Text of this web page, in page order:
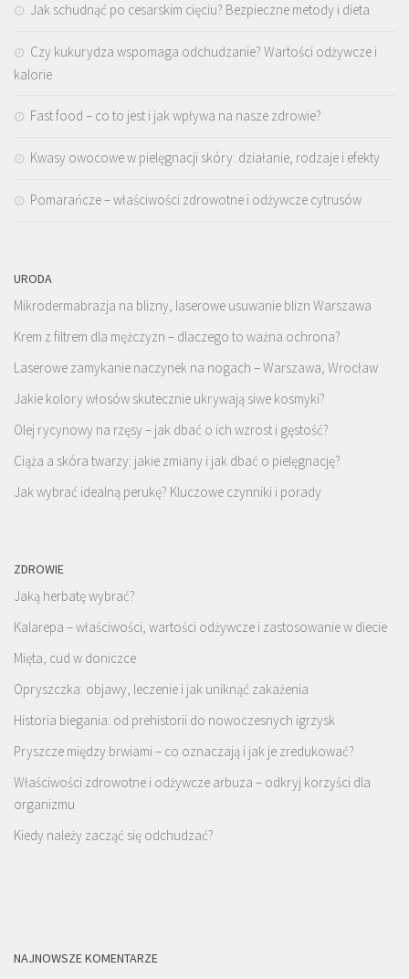
Jak schudnąć po cesarskim cięciu? Bezpieczne metody i dieta
Czy kukurydza wspomaga odchudzanie? Wartości odżywcze i
kalorie
Fast food – co to jest i jak wpływa na nasze zdrowie?
Kwasy owocowe w pielęgnacji skóry: działanie, rodzaje i efekty
Pomarańcze – właściwości zdrowotne i odżywcze cytrusów
URODA
Mikrodermabrazja na blizny, laserowe usuwanie blizn Warszawa
Krem z filtrem dla mężczyzn – dlaczego to ważna ochrona?
Laserowe zamykanie naczynek na nogach – Warszawa, Wrocław
Jakie kolory włosów skutecznie ukrywają siwe kosmyki?
Olej rycynowy na rzęsy – jak dbać o ich wzrost i gęstość?
Ciąża a skóra twarzy: jakie zmiany i jak dbać o pielęgnację?
Jak wybrać idealną perukę? Kluczowe czynniki i porady
ZDROWIE
Jaką herbatę wybrać?
Kalarepa – właściwości, wartości odżywcze i zastosowanie w diecie
Mięta, cud w doniczce
Opryszczka: objawy, leczenie i jak uniknąć zakażenia
Historia biegania: od prehistorii do nowoczesnych igrzysk
Pryszcze między brwiami – co oznaczają i jak je zredukować?
Właściwości zdrowotne i odżywcze arbuza – odkryj korzyści dla
organizmu
Kiedy należy zacząć się odchudzać?
NAJNOWSZE KOMENTARZE